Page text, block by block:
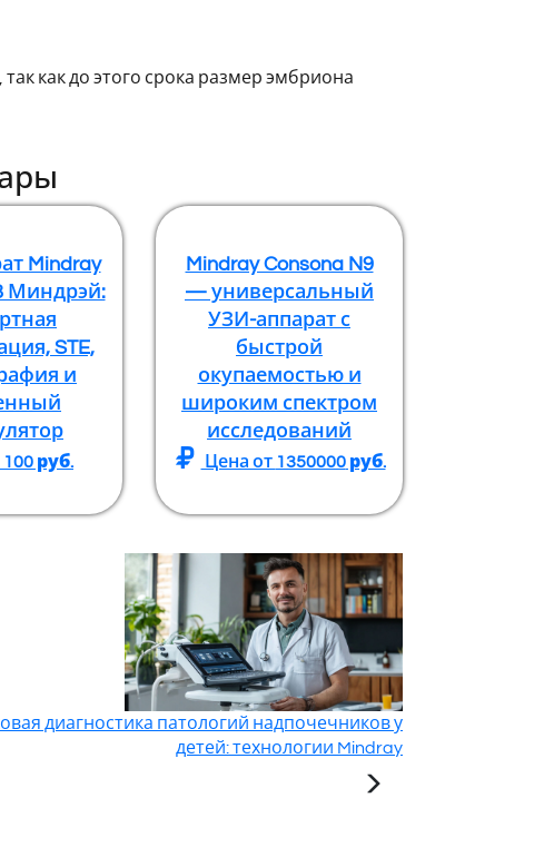
как до этого срока размер эмбриона
Mindray
Миндрэй:
STE,
и
100 руб.
Mindray Consona N9
— универсальный
УЗИ-аппарат с
быстрой
окупаемостью и
широким спектром
исследований
Цена от 1350000руб.
диагностика патологий надпочечников у
детей: технологии Mindray